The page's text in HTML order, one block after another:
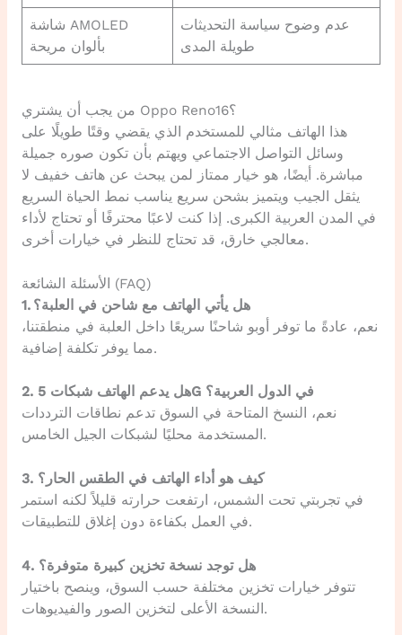
شاشة AMOLED
بألوان مريحة
عدم وضوح سياسة التحديثات
طويلة المدى
من يجب أن يشتري Oppo Reno16؟
هذا الهاتف مثالي للمستخدم الذي يقضي وقتًا طويلًا على
وسائل التواصل الاجتماعي ويهتم بأن تكون صوره جميلة
مباشرة. أيضًا، هو خيار ممتاز لمن يبحث عن هاتف خفيف لا
يثقل الجيب ويتميز بشحن سريع يناسب نمط الحياة السريع
في المدن العربية الكبرى. إذا كنت لاعبًا محترفًا أو تحتاج لأداء
معالجي خارق، قد تحتاج للنظر في خيارات أخرى.
الأسئلة الشائعة (FAQ)
1. هل يأتي الهاتف مع شاحن في العلبة؟
نعم، عادةً ما توفر أوبو شاحنًا سريعًا داخل العلبة في منطقتنا،
مما يوفر تكلفة إضافية.
2. هل يدعم الهاتف شبكات 5G في الدول العربية؟
نعم، النسخ المتاحة في السوق تدعم نطاقات الترددات
المستخدمة محليًا لشبكات الجيل الخامس.
3. كيف هو أداء الهاتف في الطقس الحار؟
في تجربتي تحت الشمس، ارتفعت حرارته قليلاً لكنه استمر
في العمل بكفاءة دون إغلاق للتطبيقات.
4. هل توجد نسخة تخزين كبيرة متوفرة؟
تتوفر خيارات تخزين مختلفة حسب السوق، وينصح باختيار
النسخة الأعلى لتخزين الصور والفيديوهات.